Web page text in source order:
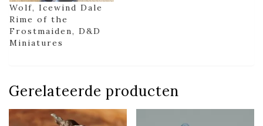
Wolf, Icewind Dale
Rime of the
Frostmaiden, D&D
Miniatures
Gerelateerde producten